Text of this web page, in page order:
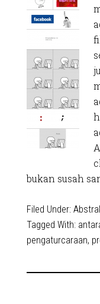
bukan susah
Filed Under:
Tagged With:
pengaturcaraan,